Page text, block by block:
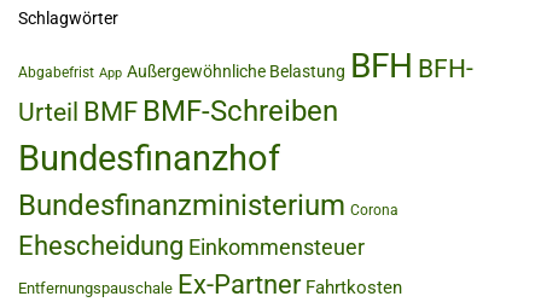
Schlagwörter
Abgabefrist App Außergewöhnliche Belastung BFH BFH-
Urteil BMF BMF-Schreiben
Bundesfinanzhof
Bundesfinanzministerium Corona
Ehescheidung Einkommensteuer
Entfernungspauschale Ex-Partner Fahrtkosten